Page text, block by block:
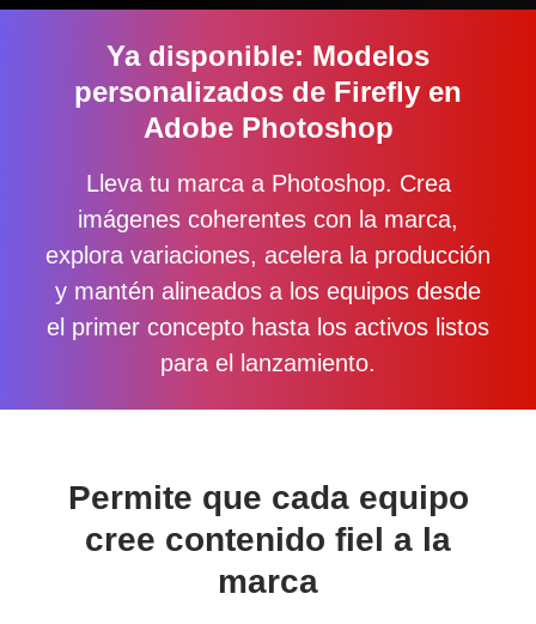
Ya disponible: Modelos
personalizados de Firefly en
Adobe Photoshop
Lleva tu marca a Photoshop. Crea
imágenes coherentes con la marca,
explora variaciones, acelera la producción
y mantén alineados a los equipos desde
el primer concepto hasta los activos listos
para el lanzamiento.
Permite que cada equipo
cree contenido fiel a la
marca